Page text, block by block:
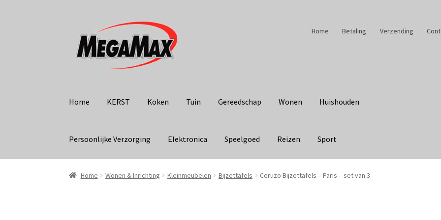
door
naar
naar
Home Betaling Verzending
Home KERST Koken Tuin Gereedschap Wonen Huishouden
Persoonlijke Verzorging Elektronica Speelgoed Reizen Sport
Home Wonen & Inrichting Kleinmeubelen Bijzettafels Ceruzo Bijzettafels – Paris – set van 3